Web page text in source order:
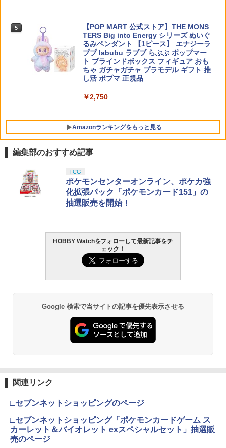
5
【POP MART 公式ストア】THE MONS
TERS Big into Energy シリーズ ぬいぐ
るみペンダント 【1ピース】 エナジーラ
ブブ labubu ラブブ らぶぶ ポップマー
ト ブラインドボックス フィギュア おも
ちゃ ガチャガチャ プラモデル ギフト 推
し活 ポプマ 正規品
￥2,750
Amazonランキングをもっと見る
HG 機動新世紀ガンダムX ガンダムレオ
パルド 1/144スケール 色分け済みプラモ
デル
BANDAI SPIRITS(バンダイ スピリッツ)
機動警察パトレイバー EZY RG 1/48 AV-
みプラモデル
BANDAI SPIRITS(バンダイ スピリッツ)
30MS SIS-J00 メルンジャ[カラーA] 色
4
マックスファクトリー PLAMATEA MX
ちゃん 組み立て式プラモデル ノンスケ
ール 全高約160mm
ト ガバメント HG 18歳以上エアーHOP
ハンドガン
￥3,384
東京マルイ (TOKYO MARUI) ガスブロー
バックマシンガン No.14 20式 5.56mm
小銃 18歳以上 ガスブローバック
￥220,000
東京マルイ(TOKYO MARUI) No.21 H&K
USP HG 18歳以上エアーHOPハンドガン
￥3,409
4
￥2,666
プレミアム 220ml
￥962
GSIクレオス Mr.トップコート 水性プレ
ミアムトップコートスプレー 光沢 88ml
ホビー用仕上材 B601
￥748
タミヤ クラフトツールシリーズ No.123
先細薄刃ニッパー (ゲートカット用) プラ
モデル用工具 74123
￥2,600
編集部のおすすめ記事
TCG
ポケモンセンターオンライン、ポケカ強
化拡張パック「ポケモンカード151」の
抽選販売を開始！
HOBBY Watchをフォローして最新記事をチ
ェック！
Google 検索で当サイトの記事を優先表示させる
関連リンク
□セブンネットショッピングのページ
□セブンネットショッピング「ポケモンカードゲーム ス
カーレット＆バイオレット exスペシャルセット」抽選販
売のページ